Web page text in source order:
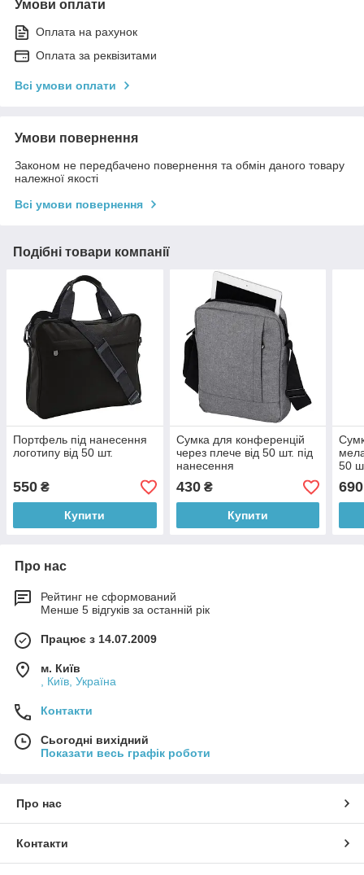
Умови оплати
Оплата на рахунок
Оплата за реквізитами
Всі умови оплати
Умови повернення
Законом не передбачено повернення та обмін даного товару
належної якості
Всі умови повернення
Подібні товари компанії
Портфель під нанесення
логотипу від 50 шт.
550 ₴
Купити
Сумка для конференцій
через плече від 50 шт. під
нанесення
430₴
Купити
50
690
Про нас
Рейтинг не сформований
Менше 5 відгуків за останній рік
Працює з 14.07.2009
м. Київ
, Київ, Україна
Контакти
Сьогодні вихідний
Показати весь графік роботи
Про нас
Контакти